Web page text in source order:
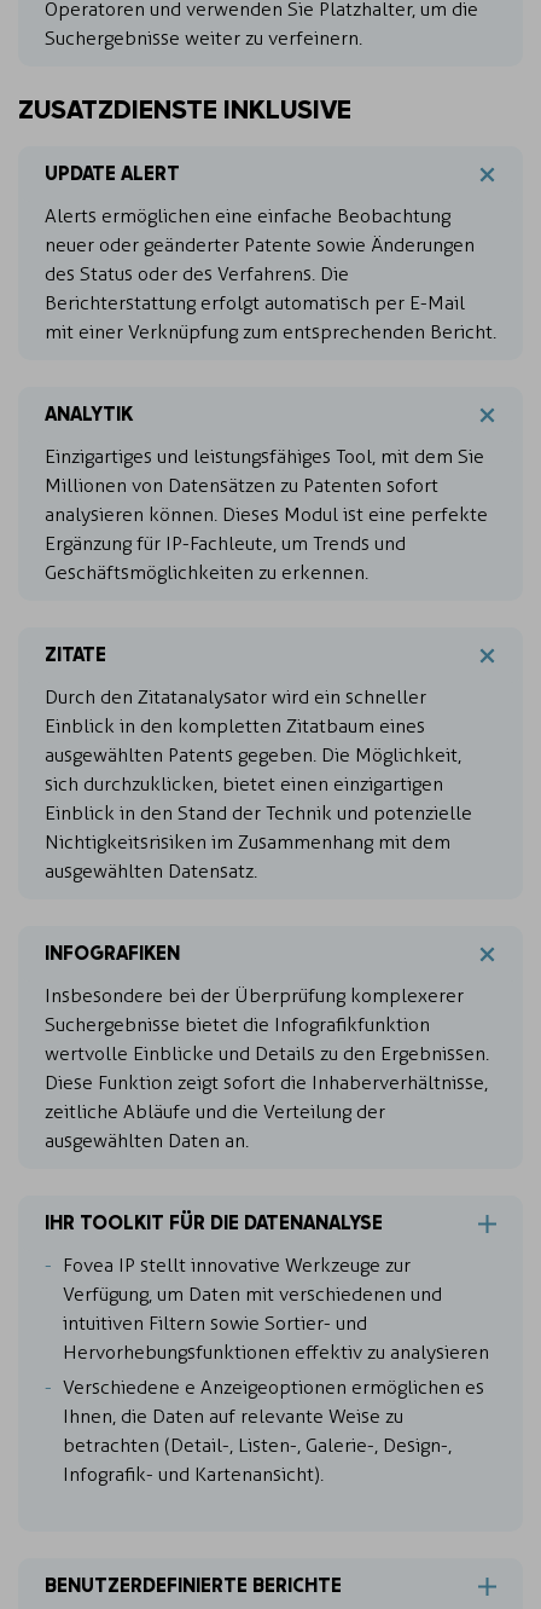
Operatoren und verwenden Sie Platzhalter, um die
Suchergebnisse weiter zu verfeinern.
ZUSATZDIENSTE INKLUSIVE
UPDATE ALERT
Alerts ermöglichen eine einfache Beobachtung
neuer oder geänderter Patente sowie Änderungen
des Status oder des Verfahrens. Die
Berichterstattung erfolgt automatisch per E-Mail
mit einer Verknüpfung zum entsprechenden Bericht.
ANALYTIK
Einzigartiges und leistungsfähiges Tool, mit dem Sie
Millionen von Datensätzen zu Patenten sofort
analysieren können. Dieses Modul ist eine perfekte
Ergänzung für IP-Fachleute, um Trends und
Geschäftsmöglichkeiten zu erkennen.
ZITATE
Durch den Zitatanalysator wird ein schneller
Einblick in den kompletten Zitatbaum eines
ausgewählten Patents gegeben. Die Möglichkeit,
sich durchzuklicken, bietet einen einzigartigen
Einblick in den Stand der Technik und potenzielle
Nichtigkeitsrisiken im Zusammenhang mit dem
ausgewählten Datensatz.
INFOGRAFIKEN
Insbesondere bei der Überprüfung komplexerer
Suchergebnisse bietet die Infografikfunktion
wertvolle Einblicke und Details zu den Ergebnissen.
Diese Funktion zeigt sofort die Inhaberverhältnisse,
zeitliche Abläufe und die Verteilung der
ausgewählten Daten an.
IHR TOOLKIT FÜR DIE DATENANALYSE
Fovea IP stellt innovative Werkzeuge zur
Verfügung, um Daten mit verschiedenen und
intuitiven Filtern sowie Sortier- und
Hervorhebungsfunktionen effektiv zu analysieren
Verschiedene e Anzeigeoptionen ermöglichen es
Ihnen, die Daten auf relevante Weise zu
betrachten (Detail-, Listen-, Galerie-, Design-,
Infografik- und Kartenansicht).
BENUTZERDEFINIERTE BERICHTE